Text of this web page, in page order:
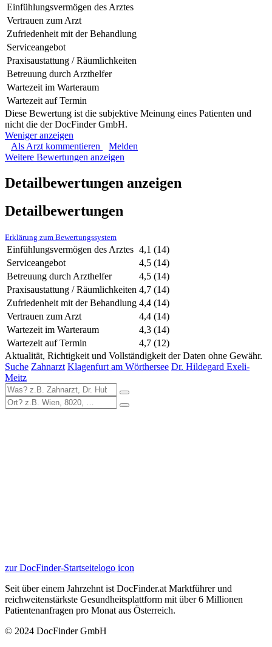
Einfühlungsvermögen des Arztes
Vertrauen zum Arzt
Zufriedenheit mit der Behandlung
Serviceangebot
Praxisaustattung / Räumlichkeiten
Betreuung durch Arzthelfer
Wartezeit im Warteraum
Wartezeit auf Termin
Diese Bewertung ist die subjektive Meinung eines Patienten und
nicht die der DocFinder GmbH.
Weniger anzeigen
Als Arzt kommentieren
Melden
Weitere Bewertungen anzeigen
Detailbewertungen anzeigen
Detailbewertungen
Erklärung zum Bewertungssystem
Einfühlungsvermögen des Arztes 4,1 (14)
Serviceangebot
4,5 (14)
Betreuung durch Arzthelfer
4,5 (14)
Praxisaustattung / Räumlichkeiten 4,7 (14)
Zufriedenheit mit der Behandlung 4,4 (14)
Vertrauen zum Arzt
4,4 (14)
Wartezeit im Warteraum
4,3 (14)
Wartezeit auf Termin
4,7 (12)
Aktualität, Richtigkeit und Vollständigkeit der Daten ohne Gewähr.
Suche Zahnarzt Klagenfurt am Wörthersee Dr. Hildegard Exeli-
Meitz
zur DocFinder-Startseitelogo icon
Seit über einem Jahrzehnt ist DocFinder.at Marktführer und
reichweitenstärkste Gesundheitsplattform mit über 6 Millionen
Patientenanfragen pro Monat aus Österreich.
© 2024 DocFinder GmbH